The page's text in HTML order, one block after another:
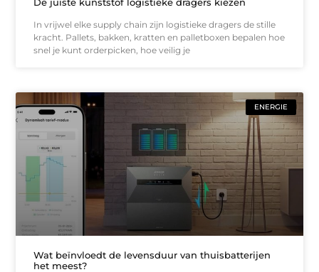
In vrijwel elke supply chain zijn logistieke dragers de stille
kracht. Pallets, bakken, kratten en palletboxen bepalen hoe
snel je kunt orderpicken, hoe veilig je
ENERGIE
Wat beïnvloedt de levensduur van thuisbatterijen
het meest?